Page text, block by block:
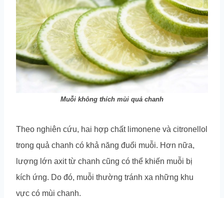
Muỗi không thích mùi quả chanh
Theo nghiên cứu, hai hợp chất limonene và citronellol
trong quả chanh có khả năng đuổi muỗi. Hơn nữa,
lượng lớn axit từ chanh cũng có thể khiến muỗi bị
kích ứng. Do đó, muỗi thường tránh xa những khu
vực có mùi chanh.